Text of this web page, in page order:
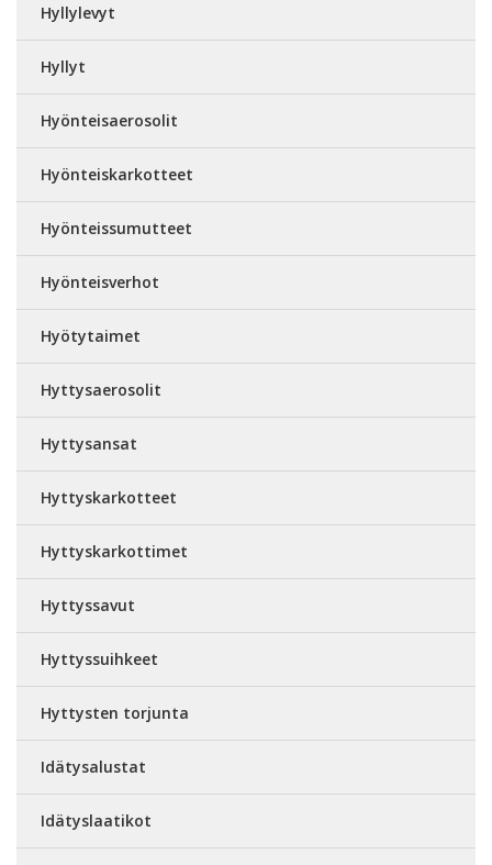
Hyllylevyt
Hyllyt
Hyönteisaerosolit
Hyönteiskarkotteet
Hyönteissumutteet
Hyönteisverhot
Hyötytaimet
Hyttysaerosolit
Hyttysansat
Hyttyskarkotteet
Hyttyskarkottimet
Hyttyssavut
Hyttyssuihkeet
Hyttysten torjunta
Idätysalustat
Idätyslaatikot